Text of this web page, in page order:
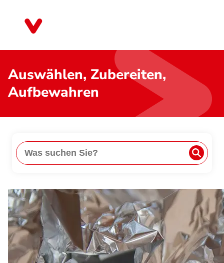
Auswählen, Zubereiten,
Aufbewahren